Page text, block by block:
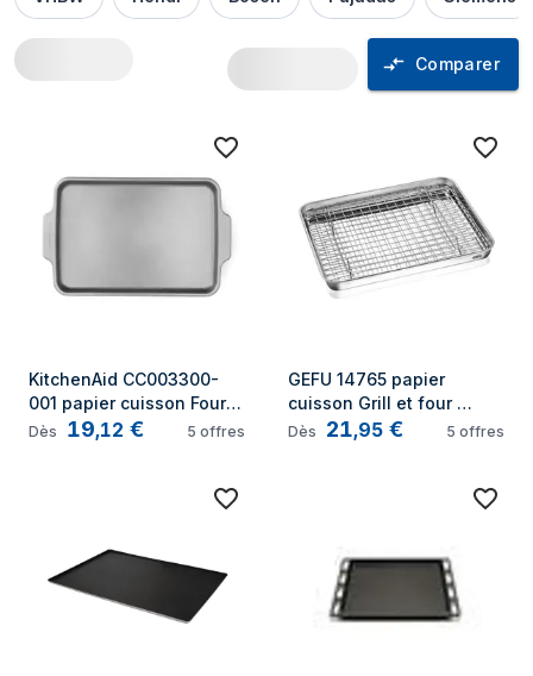
Comparer
Comparateur de prix Plaques et
KitchenAid CC003300-
001 papier cuisson Four
Rectangulaire Aluminium,
Dès 19,12 € 5 offres
GEFU 14765 papier
cuisson Grill et four
Rectangulaire Acier
Dès 21,95 € 5 offres